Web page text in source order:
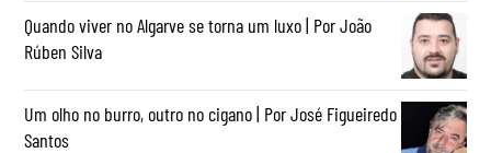
Quando viver no Algarve se torna um luxo | Por João
Rúben Silva
Um olho no burro, outro no cigano | Por José Figueiredo
Santos